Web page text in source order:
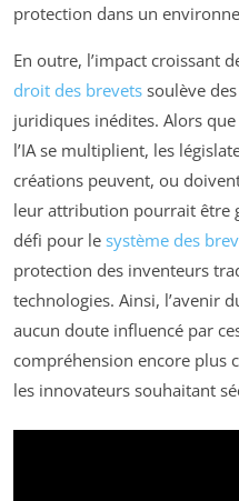
protection dans un
En outre, l’impact croissant
droit des brevets soulève
juridiques inédites. Alors que
l’IA se multiplient, les
créations peuvent, ou
leur attribution pourrait être
défi pour le système des
protection des inventeurs
technologies. Ainsi, l’avenir
aucun doute influencé par
compréhension encore plus
les innovateurs souhaitant